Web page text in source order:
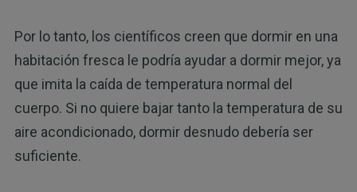
Por lo tanto, los científicos creen que dormir en una
habitación fresca le podría ayudar a dormir mejor, ya
que imita la caída de temperatura normal del
cuerpo. Si no quiere bajar tanto la temperatura de su
aire acondicionado, dormir desnudo debería ser
suficiente.